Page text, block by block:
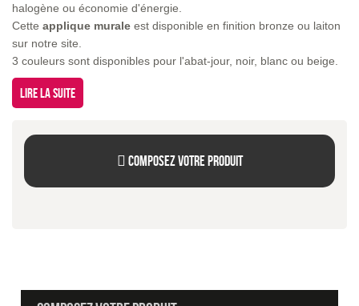
halogène ou économie d'énergie.
Cette applique murale est disponible en finition bronze ou laiton
sur notre site.
3 couleurs sont disponibles pour l'abat-jour, noir, blanc ou beige.
Lire la suite
Composez votre produit